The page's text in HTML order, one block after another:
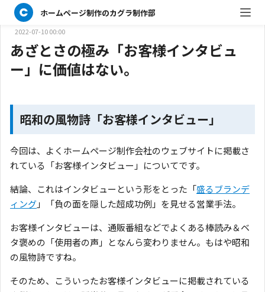
ホームページ制作のカグラ制作部
キヨ
マネージャー／マーケター／営業
2022-07-10 00:00
あざとさの極み「お客様インタビュ
ー」に価値はない。
昭和の風物詩「お客様インタビュー」
今回は、よくホームページ制作会社のウェブサイトに掲載さ
れている「お客様インタビュー」についてです。
結論、これはインタビューという形をとった「盛るブランデ
ィング」「負の面を隠した超成功例」を見せる営業手法。
お客様インタビューは、通販番組などでよくある棒読み＆ベ
タ褒めの「使用者の声」となんら変わりません。もはや昭和
の風物詩ですね。
そのため、こういったお客様インタビューに掲載されている